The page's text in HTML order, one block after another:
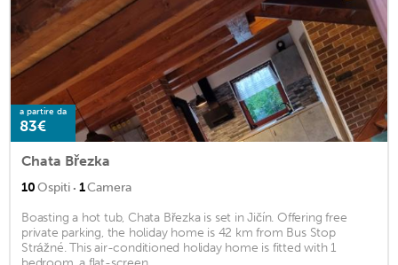
a partire da
83€
Chata Březka
10Ospiti · 1Camera
Boasting a hot tub, Chata Březka is set in Jičín. Offering free
private parking, the holiday home is 42 km from Bus Stop
Strážné. This air-conditioned holiday home is fitted with 1